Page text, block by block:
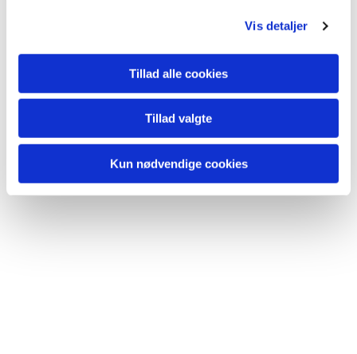
Vis detaljer
Tillad alle cookies
Tillad valgte
Kun nødvendige cookies
Du vil måske også kunne
lide...